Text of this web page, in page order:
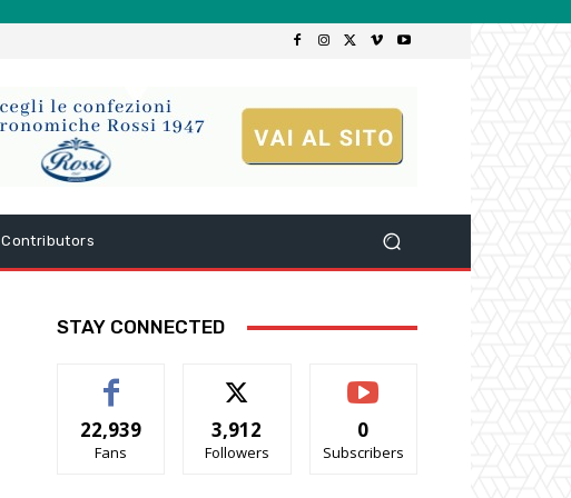
Contributors
STAY CONNECTED
22,939
Fans
3,912
Followers
0
Subscribers